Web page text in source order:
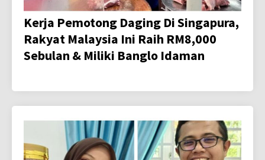
Kerja Pemotong Daging Di Singapura,
Rakyat Malaysia Ini Raih RM8,000
Sebulan & Miliki Banglo Idaman